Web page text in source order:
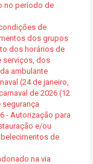
no período de
de
dos grupos
dos horários de
serviços, dos
ambulante
(24 de janeiro,
de 2026 (12
segurança
- Autorização para
e/ou
de
na via